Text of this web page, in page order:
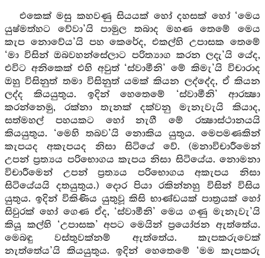
එකෙක් මසු කහවණු සියයක් හෝ දහසක් හෝ ‘මෙය
යුෂ්මත්හට වේවා’යි පාමුල තබාද මහණ තෙමේ මෙය
කැප නොවේය’යි පහ කෙරේද, එකල්හි උපාසක තෙමේ
‘මා විසින් ඔබවහන්සේලාට පරිත්‍යාග කරන ලදැ’යි යේද,
එවිට අනිකෙක් එහි අවුත් ‘ස්වාමීනි’ මේ කිමැ’යි විචාරාද
ඔහු විසිනුත් තමා විසිනුත් යමක් කියන ලද්දේද, ඒ කියන
ලද්ද කියයුතුය. ඉදින් හෙතෙමේ ‘ස්වාමීනි’ ආරක්‍ෂා
කරන්නෙමු, රක්නා තැනක් දක්වනු මැනැවැයි කියාද,
සත්මහල් පහයකට හෝ නැගී මේ රක්‍ෂාස්ථානයයි
කියයුතුය. ‘මෙහි තබව’යි නොකිය යුතුය. මෙපමණකින්
කැපයද අකැපයද නිසා සිටියේ වේ. (මනාවිචාරීමෙන්
උපන් ප්‍රත්‍යය පරිභොගය කැපය නිසා සිටියේය. නොමනා
විචාරීමෙන් උපන් ප්‍රත්‍යය පරිභොගය අකැපය නිසා
සිටියේයයි දතයුතුය.) දොර පියා රකින්නහු විසින් විසිය
යුතුය. ඉදින් විකිණිය යුතුවූ කිසි භාණ්ඩයක් පාත්‍රයක් හෝ
සිවුරක් හෝ ගෙණ ඒද, ‘ස්වාමීනි’ මෙය ගණු මැනැවැ’යි
කියූ කල්හි ‘උපාසක’ අපට මෙයින් ප්‍රයෝජන ඇත්තේය.
මෙබඳු වස්තුවක්නම් ඇත්තේය. කැපකරුවෙක්
නැත්තේය’යි කියයුතුය. ඉදින් හෙතෙමේ ‘මම කැපකරු